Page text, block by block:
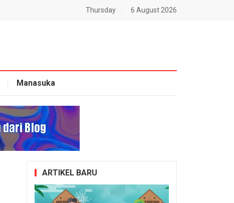
Thursday 6 August 2026
Manasuka
ARTIKEL BARU